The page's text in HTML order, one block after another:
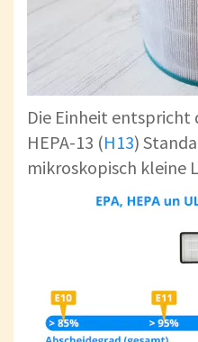
Die Einheit
HEPA-13 (H13)
mikroskopisch kleine